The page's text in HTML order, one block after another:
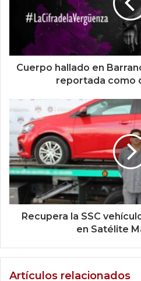
Cuerpo hallado en
reportada como
Recupera la SSC
en Satélite
Artículos relacionados